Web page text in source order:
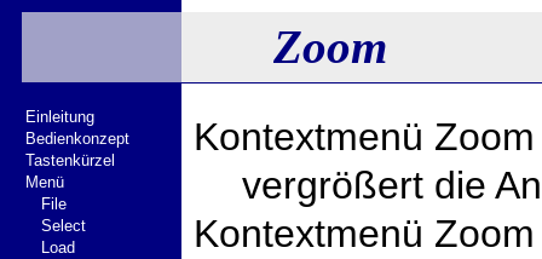
Zoom
Kontextmenü
vergrößert die
Kontextmenü
Einleitung
Bedienkonzept
Tastenkürzel
Menü
File
Select
Load